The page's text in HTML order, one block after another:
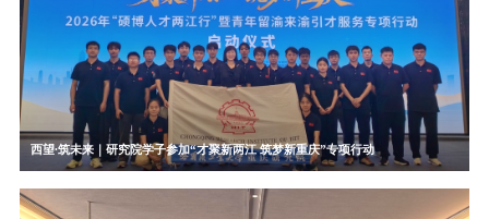
西望∙筑未来｜研究院学子参加“才聚新两江 筑梦新重庆”专项行动